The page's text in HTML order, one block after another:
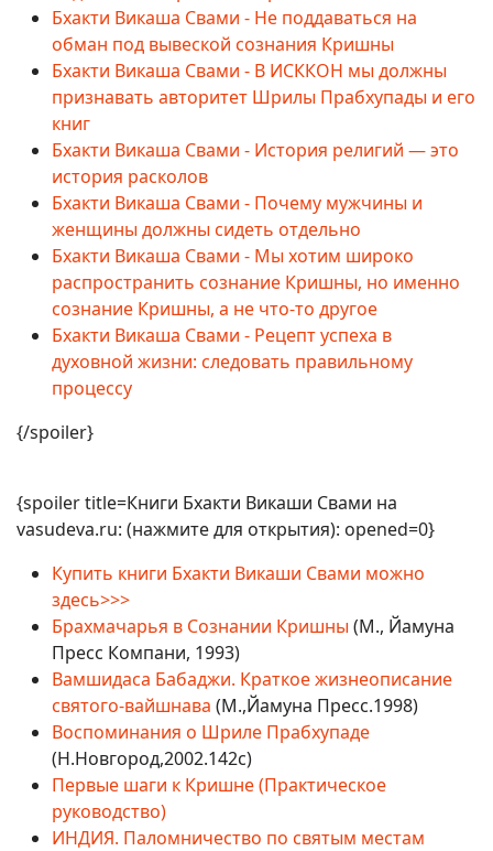
Бхакти Викаша Свами - Не поддаваться на
обман под вывеской сознания Кришны
Бхакти Викаша Свами - В ИСККОН мы должны
признавать авторитет Шрилы Прабхупады и его
книг
Бхакти Викаша Свами - История религий — это
история расколов
Бхакти Викаша Свами - Почему мужчины и
женщины должны сидеть отдельно
Бхакти Викаша Свами - Мы хотим широко
распространить сознание Кришны, но именно
сознание Кришны, а не что-то другое
Бхакти Викаша Свами - Рецепт успеха в
духовной жизни: следовать правильному
процессу
{/spoiler}
{spoiler title=Книги Бхакти Викаши Свами на
vasudeva.ru: (нажмите для открытия): opened=0}
Купить книги Бхакти Викаши Свами можно
здесь>>>
Брахмачарья в Сознании Кришны (М., Йамуна
Пресс Компани, 1993)
Вамшидаса Бабаджи. Краткое жизнеописание
святого-вайшнава (М.,Йамуна Пресс.1998)
Воспоминания о Шриле Прабхупаде
(Н.Новгород,2002.142с)
Первые шаги к Кришне (Практическое
руководство)
ИНДИЯ. Паломничество по святым местам